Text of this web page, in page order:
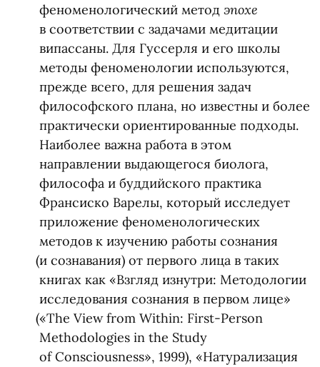
феноменологический метод эпохе
в соответствии с задачами медитации
випассаны. Для Гуссерля и его школы
методы феноменологии используются,
прежде всего, для решения задач
философского плана, но известны и более
практически ориентированные подходы.
Наиболее важна работа в этом
направлении выдающегося биолога,
философа и буддийского практика
Франсиско Варелы, который исследует
приложение феноменологических
методов к изучению работы сознания
(и сознавания) от первого лица в таких
книгах как «Взгляд изнутри: Методологии
исследования сознания в первом лице»
(«The View from Within: First-Person
Methodologies in the Study
of Consciousness», 1999), «Натурализация